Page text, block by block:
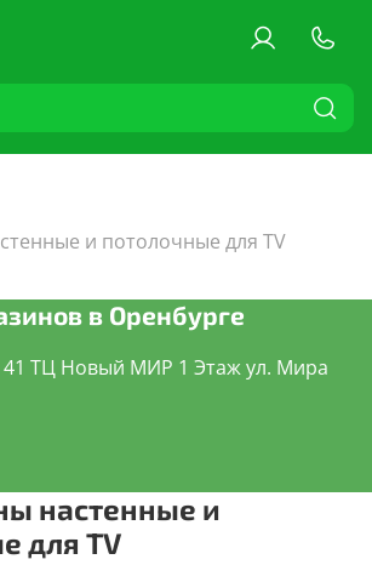
и потолочные для TV
в Оренбурге
ТЦ Новый МИР 1 Этаж ул. Мира
настенные и
для TV